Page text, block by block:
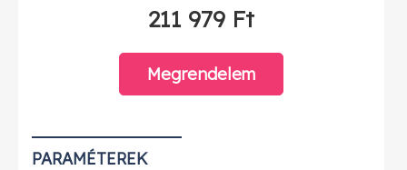
5 139 390 Ft
( 6 527 026 Ft
211 979 Ft
Megrendelem
PARAMÉTEREK